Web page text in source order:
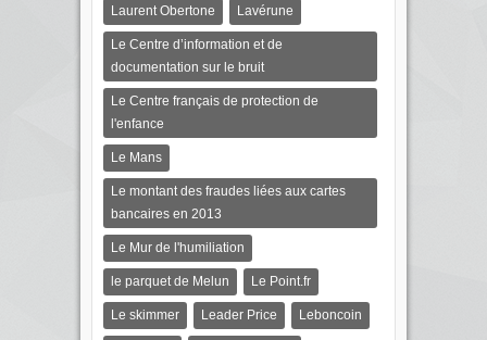
Laurent Obertone Lavérune
Le Centre d’information et de
documentation sur le bruit
Le Centre français de protection de
l'enfance
Le Mans
Le montant des fraudes liées aux cartes
bancaires en 2013
Le Mur de l'humiliation
le parquet de Melun Le Point.fr
Le skimmer Leader Price Leboncoin